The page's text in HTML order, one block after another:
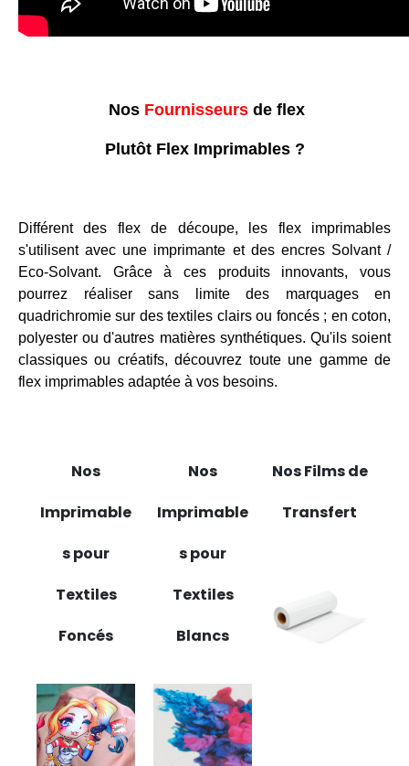
Nos Fournisseurs de flex
Plutôt Flex Imprimables ?
Différent des flex de découpe, les flex imprimables
s'utilisent avec une imprimante et des encres Solvant /
Eco-Solvant. Grâce à ces produits innovants, vous
pourrez réaliser sans limite des marquages en
quadrichromie sur des textiles clairs ou foncés ; en coton,
polyester ou d'autres matières synthétiques. Qu'ils soient
classiques ou créatifs, découvrez toute une gamme de
flex imprimables adaptée à vos besoins.
Nos
Imprimable
s pour
Textiles
Foncés
Nos
Imprimable
s pour
Textiles
Blancs
Nos Films de
Transfert